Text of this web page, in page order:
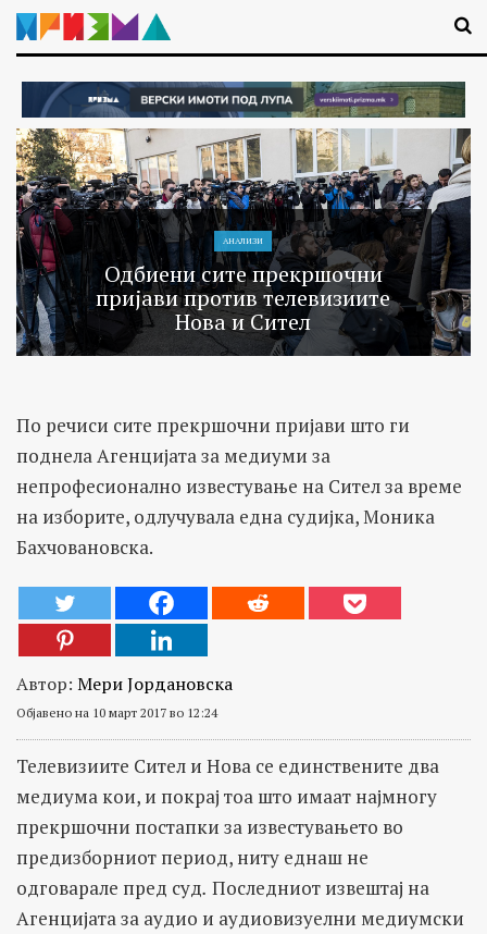
АНАЛИЗИ
Одбиени сите прекршочни
пријави против телевизиите
Нова и Сител
По речиси сите прекршочни пријави што ги
поднела Агенцијата за медиуми за
непрофесионално известување на Сител за време
на изборите, одлучувала една судијка, Моника
Бахчовановска.
Автор: Мери Јордановска
Објавено на 10 март 2017 во 12:24
Телевизиите Сител и Нова се единствените два
медиума кои, и покрај тоа што имаат најмногу
прекршочни постапки за известувањето во
предизборниот период, ниту еднаш не
одговарале пред суд. Последниот извештај на
Агенцијата за аудио и аудиовизуелни медиумски